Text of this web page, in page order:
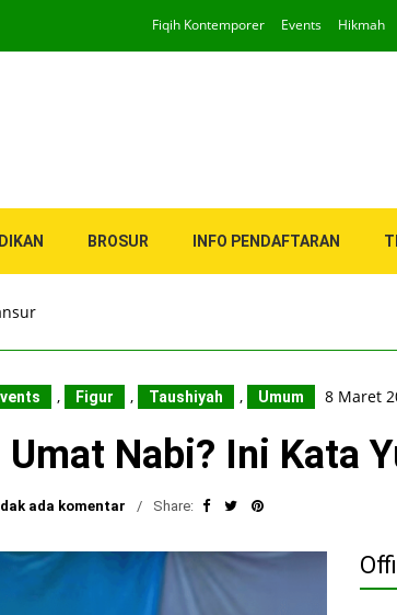
Fiqih Kontemporer Events Hikmah
BROSUR INFO PENDAFTARAN
, Figur , Taushiyah , Umum 8 Maret
Nabi? Ini Kata
ada komentar Share: